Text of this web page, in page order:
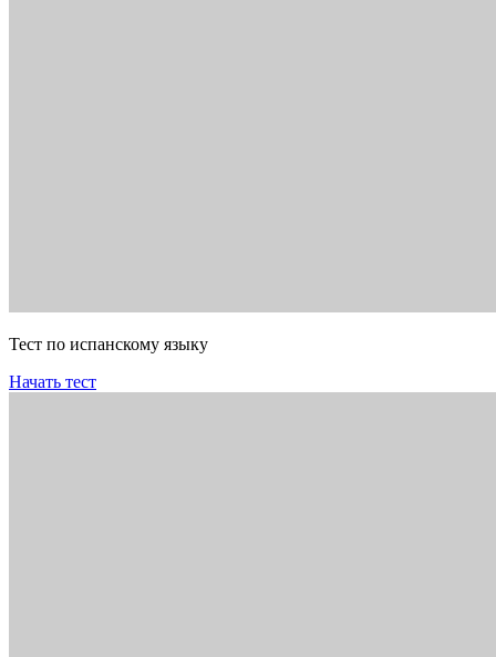
Тест по испанскому языку
Начать тест